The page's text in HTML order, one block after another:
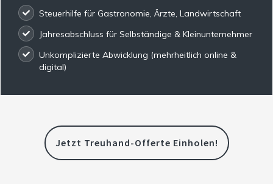
Steuerhilfe für Gastronomie, Ärzte, Landwirtschaft
Jahresabschluss für Selbständige & Kleinunternehmer
Unkomplizierte Abwicklung (mehrheitlich online &
digital)
Jetzt Treuhand-Offerte Einholen!